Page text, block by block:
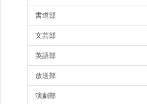
書道部
文芸部
英語部
放送部
演劇部